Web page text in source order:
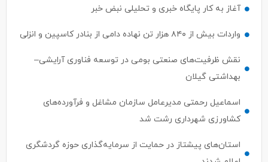
آغاز به کار پایگاه خبری و تحلیلی نبض خبر
واردات بیش از ۸۴۰ هزار تن نهاده دامی از بنادر كاسپین و انزلی
نقش ظرفیت‌های صنعتی بومی در توسعه فناوری آرایشی–
بهداشتی گیلان
اسماعیل رحمتی مدیرعامل سازمان مشاغل و فرآورده‌های
کشاورزی شهرداری رشت شد
استان‌های پیشتاز در حمایت از سرمایه‌گذاری حوزه گردشگری